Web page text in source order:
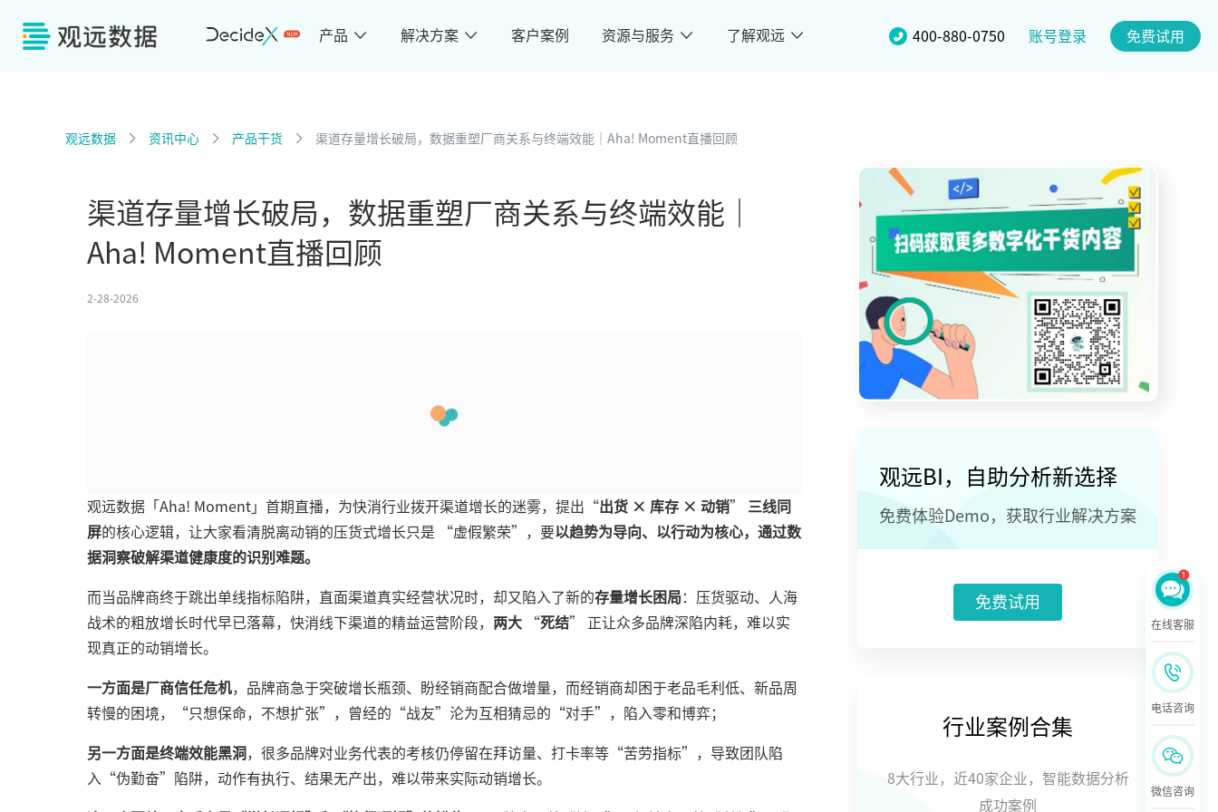
产品 解决方案 客户案例 资源与服务 了解观远 400-880-0750 账号登录 免费试用
观远数据 资讯中心 产品干货 渠道存量增长破局，数据重塑厂商关系与终端效能｜Aha! Moment直播回顾
渠道存量增长破局，数据重塑厂商关系与终端效能｜
Aha! Moment直播回顾
2-28-2026
观远数据「Aha! Moment」首期直播，为快消行业拨开渠道增长的迷雾，提出“出货 × 库存 × 动销”
三线同
屏的核心逻辑，让大家看清脱离动销的压货式增长只是 “虚假繁荣”，要以趋势为导向、以行动为核心，通过数
据洞察破解渠道健康度的识别难题。
而当品牌商终于跳出单线指标陷阱，直面渠道真实经营状况时，却又陷入了新的存量增长困局：压货驱动、人海
战术的粗放增长时代早已落幕，快消线下渠道的精益运营阶段， 两大 “死结” 正让众多品牌深陷内耗，难以实
现真正的动销增长。
一方面是厂商信任危机，品牌商急于突破增长瓶颈、盼经销商配合做增量，而经销商却困于老品毛利低、新品周
转慢的困境，“只想保命，不想扩张”，曾经的“战友”沦为互相猜忌的“对手”，陷入零和博弈；
另一方面是终端效能黑洞 ，很多品牌对业务代表的考核仍停留在拜访量、打卡率等“苦劳指标”，导致团队陷
入“伪勤奋”陷阱，动作有执行、结果无产出，难以带来实际动销增长。
观远BI，自助分析新选择
免费体验Demo，获取行业解决方案
免费试用
行业案例合集
8大行业，近40家企业，智能数据分析
成功案例
在线客服
电话咨询
微信咨询